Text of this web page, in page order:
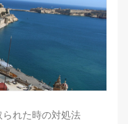
れた時の対処法